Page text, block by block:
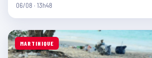
06/08 · 13h48
MARTINIQUE